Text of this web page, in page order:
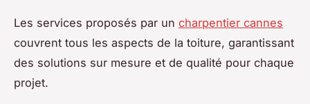
Les services proposés par un charpentier cannes
couvrent tous les aspects de la toiture, garantissant
des solutions sur mesure et de qualité pour chaque
projet.